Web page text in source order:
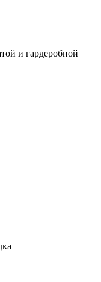
и гардеробной